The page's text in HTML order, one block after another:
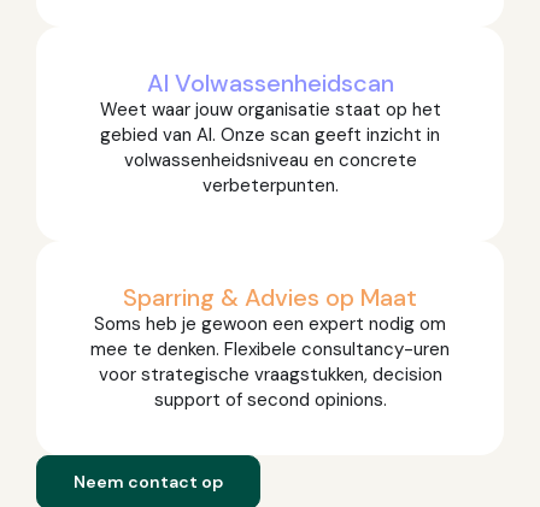
AI Volwassenheidscan
Weet waar jouw organisatie staat op het
gebied van AI. Onze scan geeft inzicht in
volwassenheidsniveau en concrete
verbeterpunten.
Sparring & Advies op Maat
Soms heb je gewoon een expert nodig om
mee te denken. Flexibele consultancy-uren
voor strategische vraagstukken, decision
support of second opinions.
Neem contact op